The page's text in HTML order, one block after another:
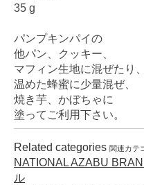
35 g
パンプキンパイの
他パン、クッキー、
マフィン生地に混ぜたり、
温めた蜂蜜に少量混ぜ、
焼き芋、かぼちゃに
塗ってご利用下さい。
Related categories 関連カテ
NATIONAL AZABU
ル